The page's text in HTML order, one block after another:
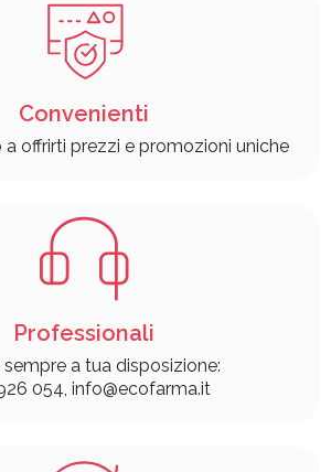
Convenienti
offrirti prezzi e promozioni uniche
Professionali
a tua disposizione:
054, info@ecofarma.it